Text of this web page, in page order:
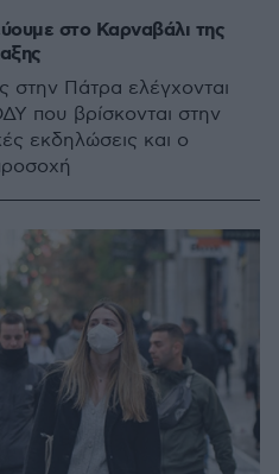
στο Καρναβάλι της
στην Πάτρα ελέγχονται
που βρίσκονται στην
εκδηλώσεις και ο